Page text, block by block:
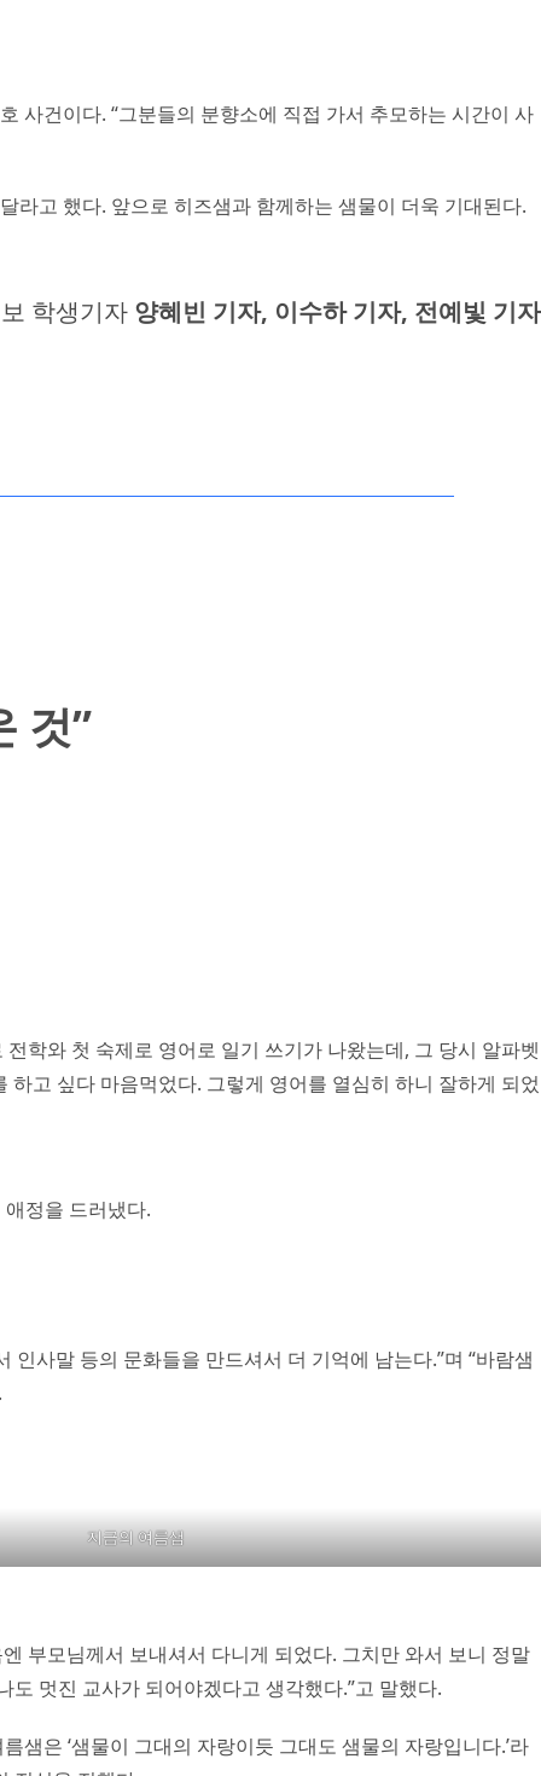
사건이다. “그분들의 분향소에 직접 가서 추모하는 시간이 사
라고 했다. 앞으로 히즈샘과 함께하는 샘물이 더욱 기대된다.
학생기자 양혜빈 기자, 이수하 기자, 전예빛 기자
것”
학와 첫 숙제로 영어로 일기 쓰기가 나왔는데, 그 당시 알파벳
고 싶다 마음먹었다. 그렇게 영어를 열심히 하니 잘하게 되었
정을 드러냈다.
사말 등의 문화들을 만드셔서 더 기억에 남는다.”며 “바람샘
지금의 여름샘
부모님께서 보내셔서 다니게 되었다. 그치만 와서 보니 정말
멋진 교사가 되어야겠다고 생각했다.”고 말했다.
은 ‘샘물이 그대의 자랑이듯 그대도 샘물의 자랑입니다.’라